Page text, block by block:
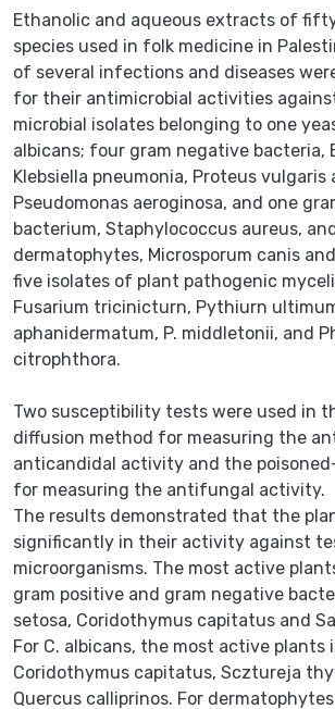
Ethanolic and aqueous extracts of
species used in folk medicine in
of several infections and diseases
for their antimicrobial activities
microbial isolates belonging to one
albicans; four gram negative bacteria,
Klebsiella pneumonia, Proteus vulgaris
Pseudomonas aeroginosa, and one
bacterium, Staphylococcus aureus,
dermatophytes, Microsporum canis
five isolates of plant pathogenic
Fusarium tricinicturn, Pythiurn
aphanidermatum, P. middletonii, and
citrophthora.
Two susceptibility tests were used in
diffusion method for measuring the
anticandidal activity and the
for measuring the antifungal activity.
The results demonstrated that the
significantly in their activity against
microorganisms. The most active
gram positive and gram negative
setosa, Coridothymus capitatus and
For C. albicans, the most active plants
Coridothymus capitatus, Scztureja
Quercus calliprinos. For